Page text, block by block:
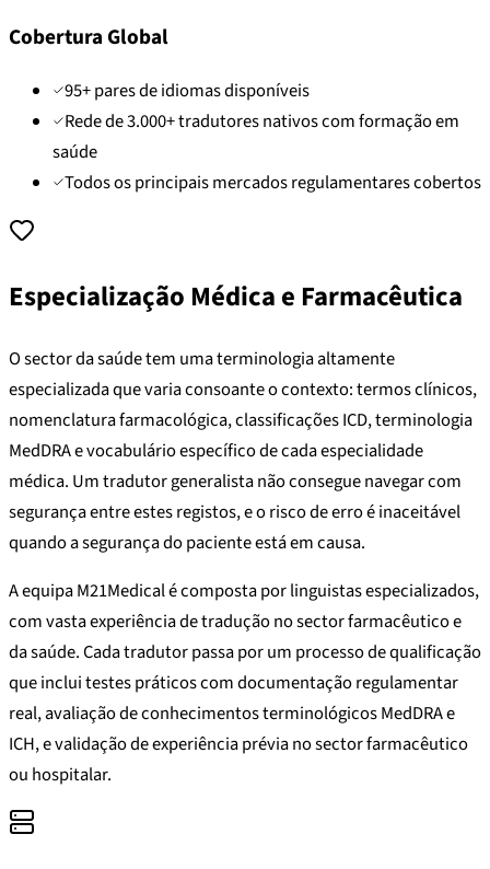
Cobertura Global
95+ pares de idiomas disponíveis
Rede de 3.000+ tradutores nativos com formação em
saúde
Todos os principais mercados regulamentares cobertos
Especialização Médica e Farmacêutica
O sector da saúde tem uma terminologia altamente
especializada que varia consoante o contexto: termos clínicos,
nomenclatura farmacológica, classificações ICD, terminologia
MedDRA e vocabulário específico de cada especialidade
médica. Um tradutor generalista não consegue navegar com
segurança entre estes registos, e o risco de erro é inaceitável
quando a segurança do paciente está em causa.
A equipa M21Medical é composta por linguistas especializados,
com vasta experiência de tradução no sector farmacêutico e
da saúde. Cada tradutor passa por um processo de qualificação
que inclui testes práticos com documentação regulamentar
real, avaliação de conhecimentos terminológicos MedDRA e
ICH, e validação de experiência prévia no sector farmacêutico
ou hospitalar.